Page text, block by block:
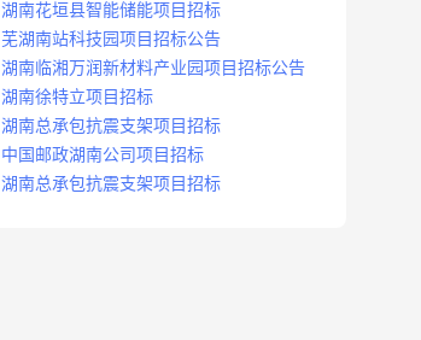
湖南花垣县智能储能项目招标
芜湖南站科技园项目招标公告
湖南临湘万润新材料产业园项目招标公告
湖南徐特立项目招标
湖南总承包抗震支架项目招标
中国邮政湖南公司项目招标
湖南总承包抗震支架项目招标